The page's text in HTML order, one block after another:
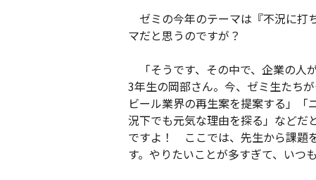
ゼミの今年のテーマは『不況に打
マだと思うのですが？
「そうです、その中で、企業の人
3年生の岡部さん。今、ゼミ生たち
ビール業界の再生案を提案する」
況下でも元気な理由を探る」などだ
ですよ！ ここでは、先生から課題
す。やりたいことが多すぎて、いつ